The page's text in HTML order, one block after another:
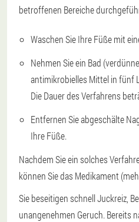
betroffenen Bereiche
Waschen Sie Ihre Füße mit
Nehmen Sie ein Bad
antimikrobielles Mittel in fünf
Die Dauer des Verfahrens
Entfernen Sie abgeschälte
Ihre Füße.
Nachdem Sie ein solches
können Sie das Medikament
Sie beseitigen schnell Juckreiz,
unangenehmen Geruch. Bereits